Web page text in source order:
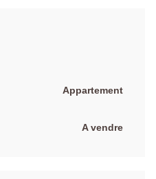
Appartement
A vendre